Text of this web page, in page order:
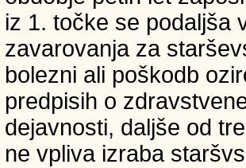
iz 1. točke se podaljša
zavarovanja za
bolezni ali poškodb
predpisih o
dejavnosti, daljše od
ne vpliva izraba